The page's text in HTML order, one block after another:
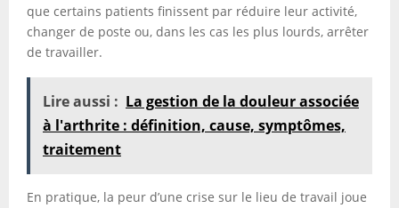
que certains patients finissent par réduire leur activité,
changer de poste ou, dans les cas les plus lourds, arrêter
de travailler.
Lire aussi : La gestion de la douleur associée
à l'arthrite : définition, cause, symptômes,
traitement
En pratique, la peur d’une crise sur le lieu de travail joue